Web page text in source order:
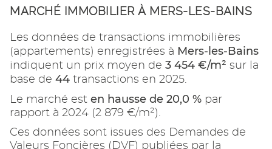
MARCHÉ IMMOBILIER À MERS-LES-BAINS
Les données de transactions immobilières
(appartements) enregistrées à Mers-les-Bains
indiquent un prix moyen de 3 454 €/m² sur la
base de 44 transactions en 2025.
Le marché est en hausse de 20,0 % par
rapport à 2024 (2 879 €/m²).
Ces données sont issues des Demandes de
Valeurs Foncières (DVF) publiées par la